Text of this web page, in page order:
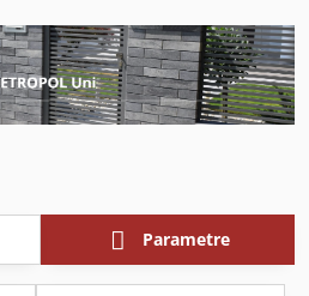
Parametre